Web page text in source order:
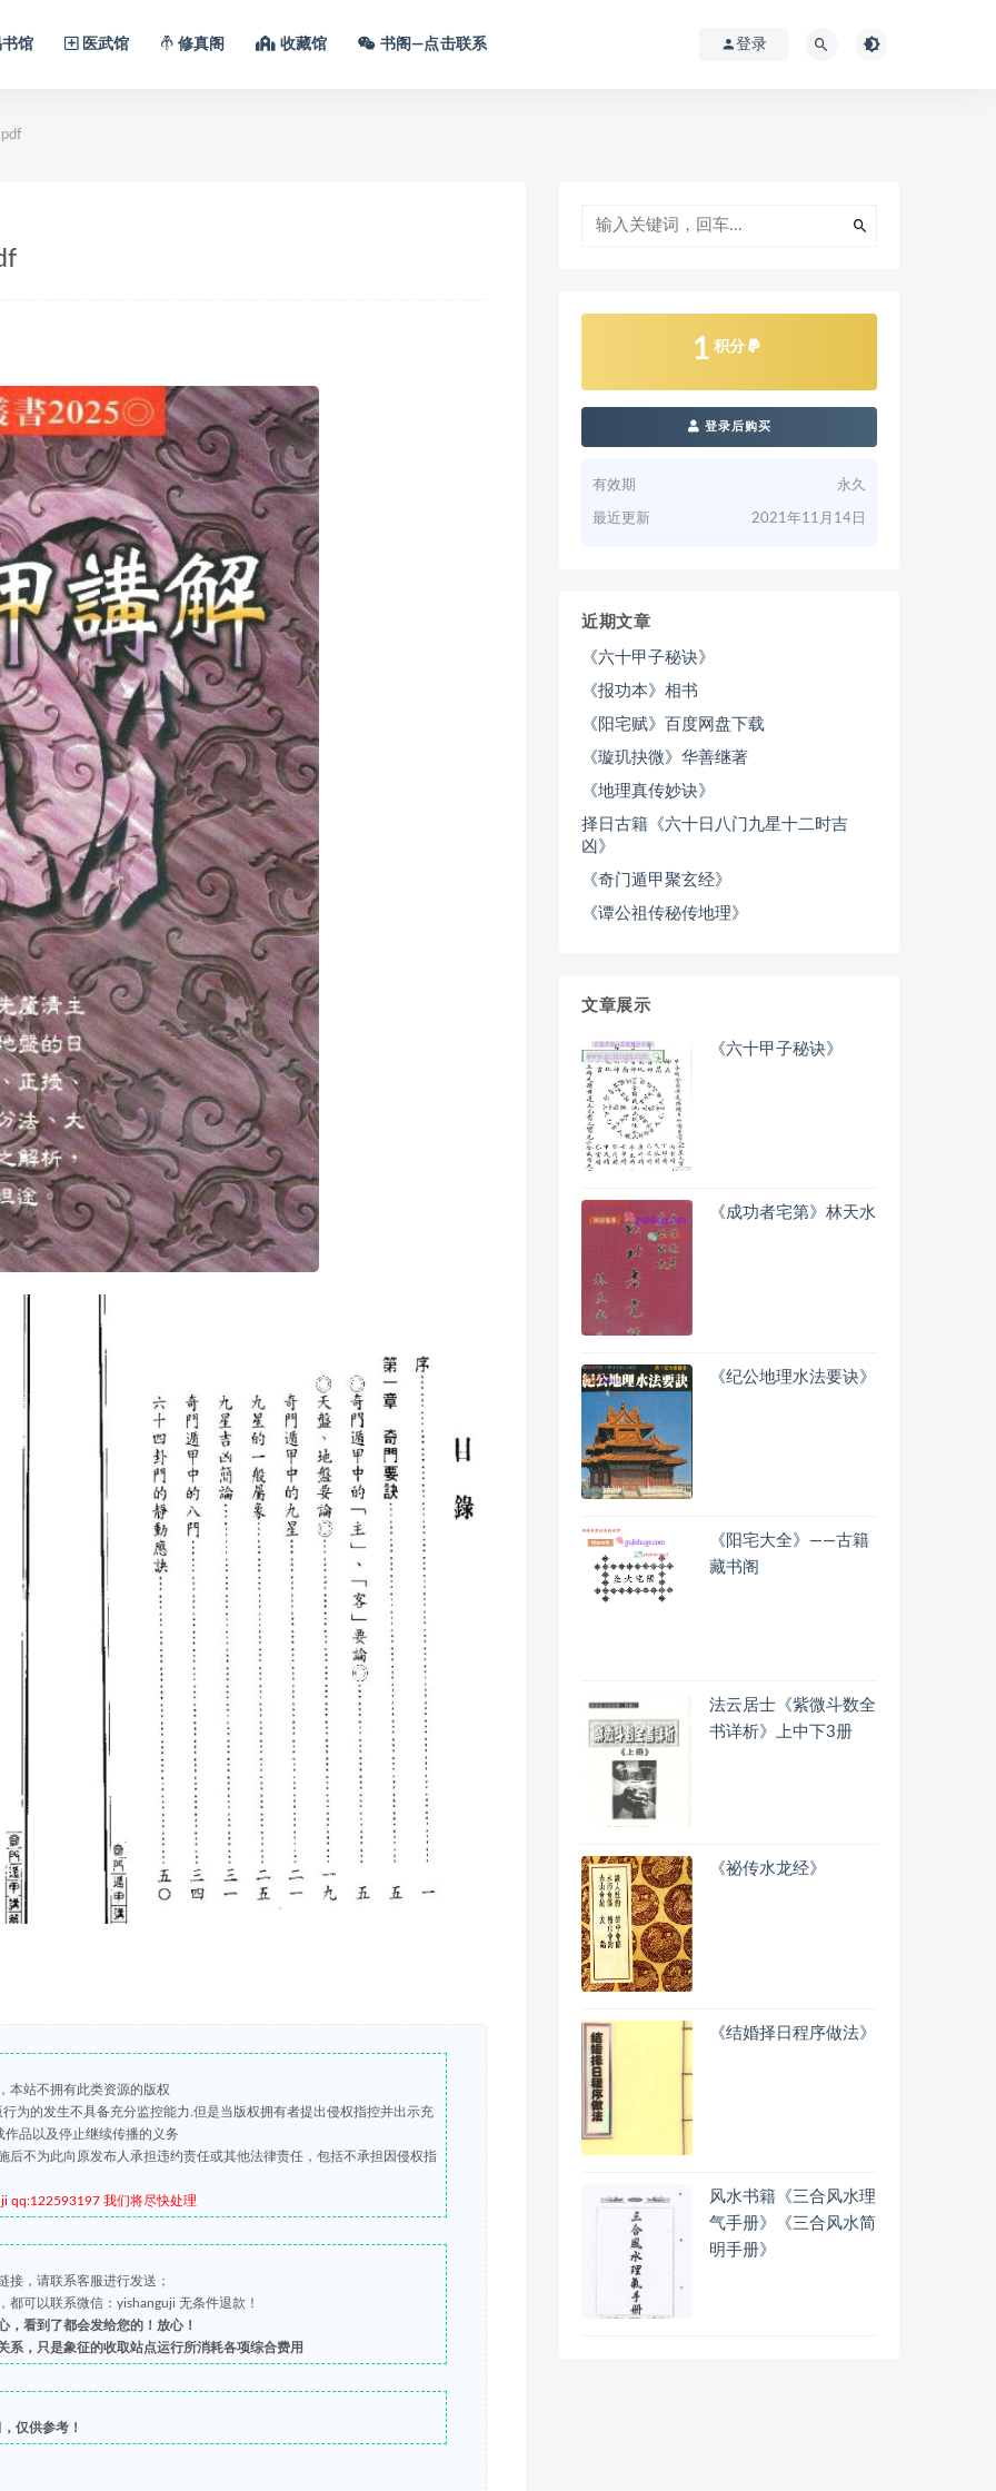
馆 医武馆 修真阁 收藏馆 书阁—点击联系 登录
本站不拥有此类资源的版权
为的发生不具备充分监控能力.但是当版权拥有者提出侵权指控并出示充
品以及停止继续传播的义务
后不为此向原发布人承担违约责任或其他法律责任，包括不承担因侵权指
qq:122593197 我们将尽快处理
接，请联系客服进行发送；
可以联系微信：yishanguji 无条件退款！
，看到了都会发给您的！放心！
系，只是象征的收取站点运行所消耗各项综合费用
仅供参考！
1 积分
登录后购买
有效期 永久
最近更新 2021年11月14日
近期文章
《六十甲子秘诀》
《报功本》相书
《阳宅赋》百度网盘下载
《璇玑抉微》华善继著
《地理真传妙诀》
择日古籍《六十日八门九星十二时吉
凶》
《奇门遁甲聚玄经》
《谭公祖传秘传地理》
文章展示
《六十甲子秘诀》
《成功者宅第》林天水
《纪公地理水法要诀》
《阳宅大全》——古籍
藏书阁
法云居士《紫微斗数全
书详析》上中下3册
《祕传水龙经》
《结婚择日程序做法》
风水书籍《三合风水理
气手册》《三合风水简
明手册》